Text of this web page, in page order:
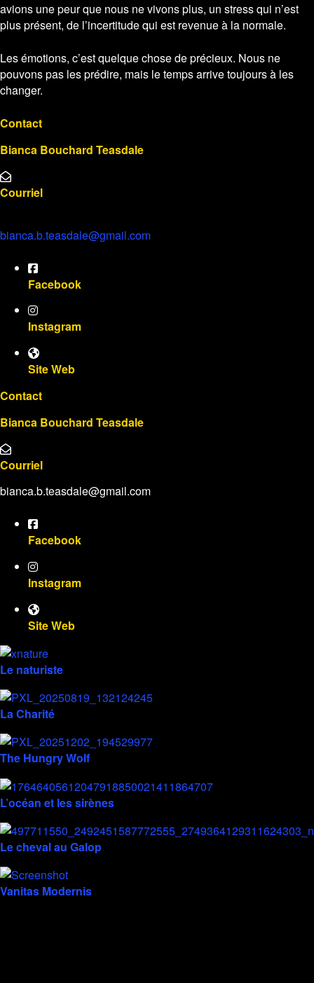
avions une peur que nous ne vivons plus, un stress qui n’est
plus présent, de l’incertitude qui est revenue à la normale.
Les émotions, c’est quelque chose de précieux. Nous ne
pouvons pas les prédire, mais le temps arrive toujours à les
changer.
Contact
Bianca Bouchard Teasdale
Courriel
bianca.b.teasdale@gmail.com
Facebook
Instagram
Site Web
Contact
Bianca Bouchard Teasdale
Courriel
bianca.b.teasdale@gmail.com
Facebook
Instagram
Site Web
Le naturiste
La Charité
The Hungry Wolf
L’océan et les sirènes
Le cheval au Galop
Vanitas Modernis